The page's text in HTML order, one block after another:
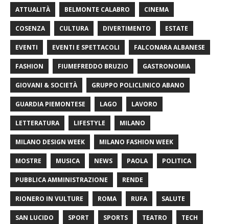
ATTUALITÀ BELMONTE CALABRO CINEMA
COSENZA CULTURA DIVERTIMENTO ESTATE
EVENTI EVENTI E SPETTACOLI FALCONARA ALBANESE
FASHION FIUMEFREDDO BRUZIO GASTRONOMIA
GIOVANI & SOCIETÀ GRUPPO POLICLINICO ABANO
GUARDIA PIEMONTESE LAGO LAVORO
LETTERATURA LIFESTYLE MILANO
MILANO DESIGN WEEK MILANO FASHION WEEK
MOSTRE MUSICA NEWS PAOLA POLITICA
PUBBLICA AMMINISTRAZIONE RENDE
RIONERO IN VULTURE ROMA RUFA SALUTE
SAN LUCIDO SPORT SPORTS TEATRO TECH